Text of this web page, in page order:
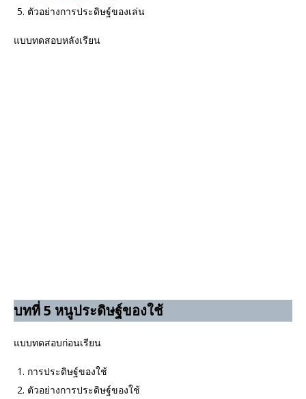
ตัวอย่างการประดิษฐ์ของเล่น
แบบทดสอบหลังเรียน
บทที่ 5 หนูประดิษฐ์ของใช้
แบบทดสอบก่อนเรียน
การประดิษฐ์ของใช้
ตัวอย่างการประดิษฐ์ของใช้